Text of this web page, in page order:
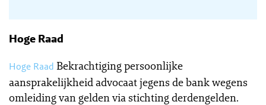
Hoge Raad
Hoge Raad Bekrachtiging persoonlijke
aansprakelijkheid advocaat jegens de bank wegens
omleiding van gelden via stichting derdengelden.